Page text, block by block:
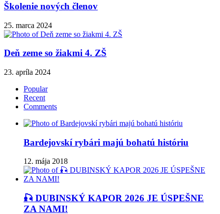
Školenie nových členov
25. marca 2024
Deň zeme so žiakmi 4. ZŠ
23. apríla 2024
Popular
Recent
Comments
Bardejovskí rybári majú bohatú históriu
12. mája 2018
🎣 DUBINSKÝ KAPOR 2026 JE ÚSPEŠNE
ZA NAMI!